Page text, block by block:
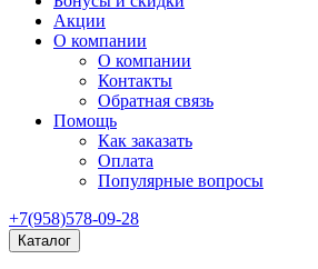
Акции
О компании
О компании
Контакты
Обратная связь
Помощь
Как заказать
Оплата
Популярные вопросы
+7(958)578-09-28
Каталог